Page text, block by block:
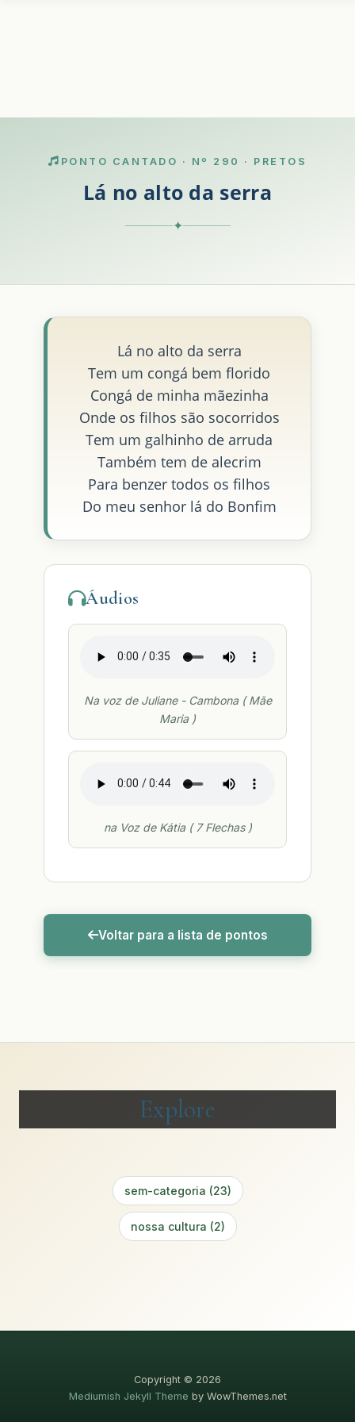
PONTO CANTADO · Nº 290 · PRETOS
Lá no alto da serra
✦
Lá no alto da serra
Tem um congá bem florido
Congá de minha mãezinha
Onde os filhos são socorridos
Tem um galhinho de arruda
Também tem de alecrim
Para benzer todos os filhos
Do meu senhor lá do Bonfim
Áudios
Na voz de Juliane - Cambona ( Mãe
Maria )
na Voz de Kátia ( 7 Flechas )
Voltar para a lista de pontos
Explore
sem-categoria (23)
nossa cultura (2)
Copyright © 2026
Mediumish Jekyll Theme by WowThemes.net